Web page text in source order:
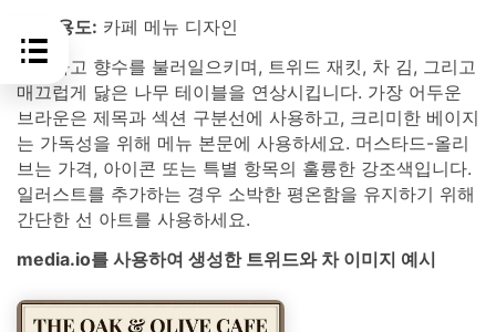
최적 용도: 카페 메뉴 디자인
아늑하고 향수를 불러일으키며, 트위드 재킷, 차 김, 그리고
매끄럽게 닳은 나무 테이블을 연상시킵니다. 가장 어두운
브라운은 제목과 섹션 구분선에 사용하고, 크리미한 베이지
는 가독성을 위해 메뉴 본문에 사용하세요. 머스타드-올리
브는 가격, 아이콘 또는 특별 항목의 훌륭한 강조색입니다.
일러스트를 추가하는 경우 소박한 평온함을 유지하기 위해
간단한 선 아트를 사용하세요.
media.io를 사용하여 생성한 트위드와 차 이미지 예시